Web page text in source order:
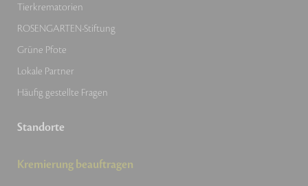
Tierkrematorien
ROSENGARTEN-Stiftung
Grüne Pfote
Lokale Partner
Häufig gestellte Fragen
Standorte
Kremierung beauftragen